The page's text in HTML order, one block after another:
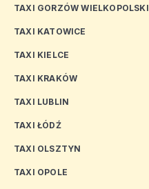
TAXI GORZÓW WIELKOPOLSKI
TAXI KATOWICE
TAXI KIELCE
TAXI KRAKÓW
TAXI LUBLIN
TAXI ŁÓDŹ
TAXI OLSZTYN
TAXI OPOLE